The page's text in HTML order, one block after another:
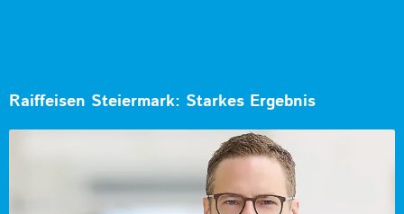
Raiffeisen Steiermark: Starkes Ergebnis